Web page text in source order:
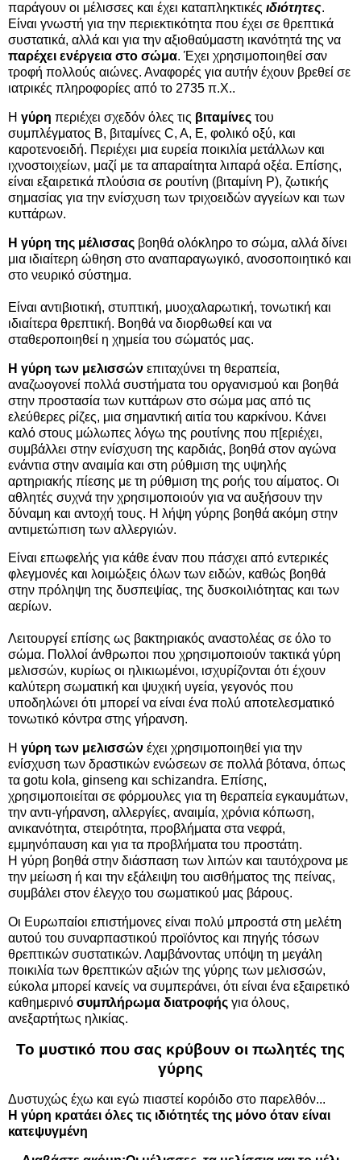
παράγουν οι μέλισσες και έχει καταπληκτικές ιδιότητες.
Είναι γνωστή για την περιεκτικότητα που έχει σε θρεπτικά
συστατικά, αλλά και για την αξιοθαύμαστη ικανότητά της να
παρέχει ενέργεια στο σώμα. Έχει χρησιμοποιηθεί σαν
τροφή πολλούς αιώνες. Αναφορές για αυτήν έχουν βρεθεί σε
ιατρικές πληροφορίες από το 2735 π.Χ..
Η γύρη περιέχει σχεδόν όλες τις βιταμίνες του
συμπλέγματος B, βιταμίνες C, A, E, φολικό οξύ, και
καροτενοειδή. Περιέχει μια ευρεία ποικιλία μετάλλων και
ιχνοστοιχείων, μαζί με τα απαραίτητα λιπαρά οξέα. Επίσης,
είναι εξαιρετικά πλούσια σε ρουτίνη (βιταμίνη P), ζωτικής
σημασίας για την ενίσχυση των τριχοειδών αγγείων και των
κυττάρων.
Η γύρη της μέλισσας βοηθά ολόκληρο το σώμα, αλλά δίνει
μια ιδιαίτερη ώθηση στο αναπαραγωγικό, ανοσοποιητικό και
στο νευρικό σύστημα.
Είναι αντιβιοτική, στυπτική, μυοχαλαρωτική, τονωτική και
ιδιαίτερα θρεπτική. Βοηθά να διορθωθεί και να
σταθεροποιηθεί η χημεία του σώματός μας.
Η γύρη των μελισσών επιταχύνει τη θεραπεία,
αναζωογονεί πολλά συστήματα του οργανισμού και βοηθά
στην προστασία των κυττάρων στο σώμα μας από τις
ελεύθερες ρίζες, μια σημαντική αιτία του καρκίνου. Κάνει
καλό στους μώλωπες λόγω της ρουτίνης που π[εριέχει,
συμβάλλει στην ενίσχυση της καρδιάς, βοηθά στον αγώνα
ενάντια στην αναιμία και στη ρύθμιση της υψηλής
αρτηριακής πίεσης με τη ρύθμιση της ροής του αίματος. Οι
αθλητές συχνά την χρησιμοποιούν για να αυξήσουν την
δύναμη και αντοχή τους. Η λήψη γύρης βοηθά ακόμη στην
αντιμετώπιση των αλλεργιών.
Είναι επωφελής για κάθε έναν που πάσχει από εντερικές
φλεγμονές και λοιμώξεις όλων των ειδών, καθώς βοηθά
στην πρόληψη της δυσπεψίας, της δυσκοιλιότητας και των
αερίων.
Λειτουργεί επίσης ως βακτηριακός αναστολέας σε όλο το
σώμα. Πολλοί άνθρωποι που χρησιμοποιούν τακτικά γύρη
μελισσών, κυρίως οι ηλικιωμένοι, ισχυρίζονται ότι έχουν
καλύτερη σωματική και ψυχική υγεία, γεγονός που
υποδηλώνει ότι μπορεί να είναι ένα πολύ αποτελεσματικό
τονωτικό κόντρα στης γήρανση.
Η γύρη των μελισσών έχει χρησιμοποιηθεί για την
ενίσχυση των δραστικών ενώσεων σε πολλά βότανα, όπως
τα gotu kola, ginseng και schizandra. Επίσης,
χρησιμοποιείται σε φόρμουλες για τη θεραπεία εγκαυμάτων,
την αντι-γήρανση, αλλεργίες, αναιμία, χρόνια κόπωση,
ανικανότητα, στειρότητα, προβλήματα στα νεφρά,
εμμηνόπαυση και για τα προβλήματα του προστάτη.
Η γύρη βοηθά στην διάσπαση των λιπών και ταυτόχρονα με
την μείωση ή και την εξάλειψη του αισθήματος της πείνας,
συμβάλει στον έλεγχο του σωματικού μας βάρους.
Οι Ευρωπαίοι επιστήμονες είναι πολύ μπροστά στη μελέτη
αυτού του συναρπαστικού προϊόντος και πηγής τόσων
θρεπτικών συστατικών. Λαμβάνοντας υπόψη τη μεγάλη
ποικιλία των θρεπτικών αξιών της γύρης των μελισσών,
εύκολα μπορεί κανείς να συμπεράνει, ότι είναι ένα εξαιρετικό
καθημερινό συμπλήρωμα διατροφής για όλους,
ανεξαρτήτως ηλικίας.
Το μυστικό που σας κρύβουν οι πωλητές της
γύρης
Δυστυχώς έχω και εγώ πιαστεί κορόιδο στο παρελθόν...
Η γύρη κρατάει όλες τις ιδιότητές της μόνο όταν είναι
κατεψυγμένη